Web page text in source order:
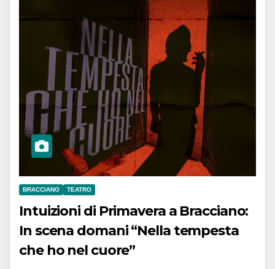
BRACCIANO TEATRO
Intuizioni di Primavera a Bracciano:
In scena domani “Nella tempesta
che ho nel cuore”